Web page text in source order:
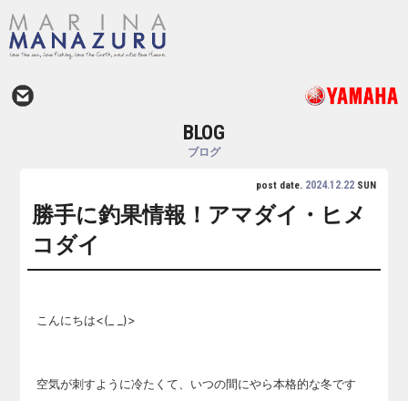
BLOG
ブログ
post date. 2024.12.22SUN
勝手に釣果情報！アマダイ・ヒメ
コダイ
こんにちは<(_ _)>
空気が刺すように冷たくて、いつの間にやら本格的な冬です